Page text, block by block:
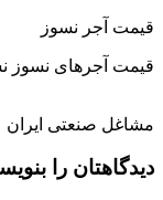
قیمت آجر نسوز
قیمت آجرهای نسوز
مشاغل صنعتی ایران
دیدگاهتان را